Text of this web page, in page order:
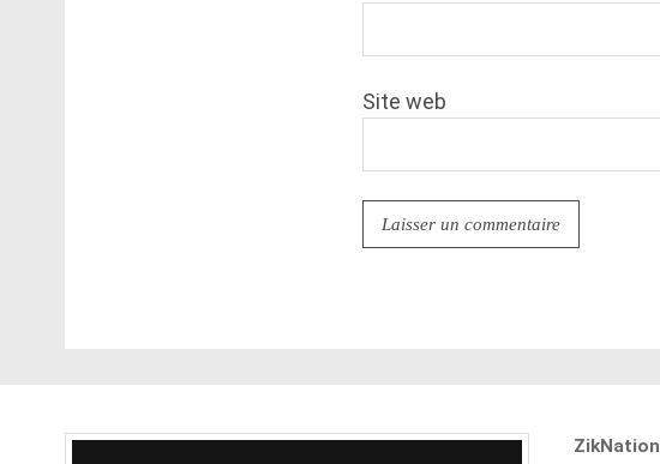
Site web
ZikNation